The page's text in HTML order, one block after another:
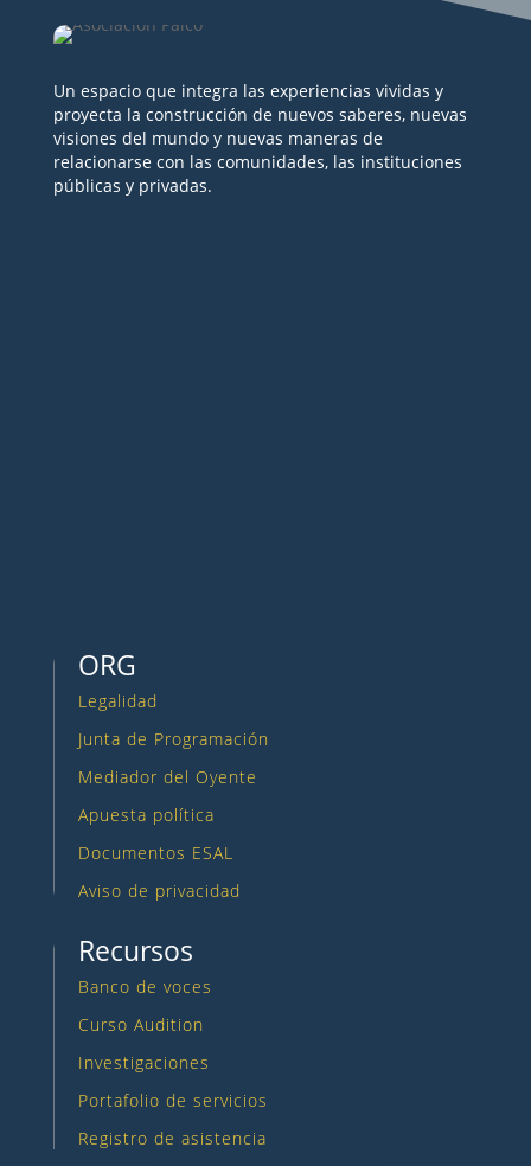
Un espacio que integra las experiencias vividas y
proyecta la construcción de nuevos saberes, nuevas
visiones del mundo y nuevas maneras de
relacionarse con las comunidades, las instituciones
públicas y privadas.
ORG
Legalidad
Junta de Programación
Mediador del Oyente
Apuesta política
Documentos ESAL
Aviso de privacidad
Recursos
Banco de voces
Curso Audition
Investigaciones
Portafolio de servicios
Registro de asistencia